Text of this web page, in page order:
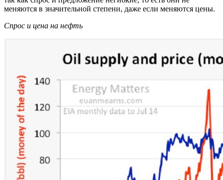
меняются в значительной степени, даже если меняются цены.
Спрос и цена на нефть